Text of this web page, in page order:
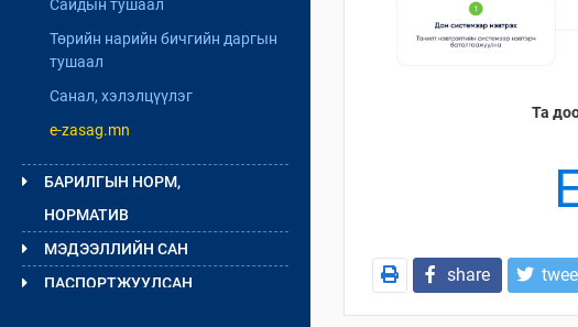
Сайдын тушаал
Төрийн нарийн бичгийн даргын
тушаал
Санал, хэлэлцүүлэг
e-zasag.mn
БАРИЛГЫН НОРМ,
НОРМАТИВ
МЭДЭЭЛЛИЙН САН
ПАСПОРТЖУУЛСАН
Та
share